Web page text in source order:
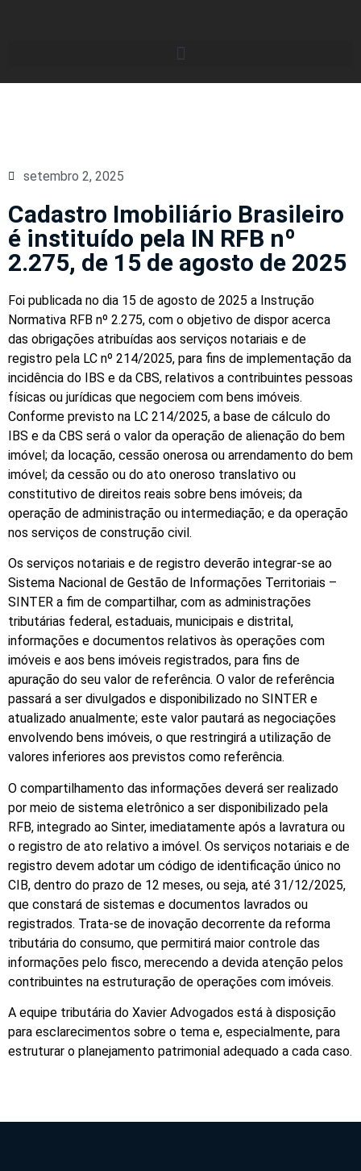
setembro 2, 2025
Cadastro Imobiliário Brasileiro
é instituído pela IN RFB nº
2.275, de 15 de agosto de 2025
Foi publicada no dia 15 de agosto de 2025 a Instrução
Normativa RFB nº 2.275, com o objetivo de dispor acerca
das obrigações atribuídas aos serviços notariais e de
registro pela LC nº 214/2025, para fins de implementação da
incidência do IBS e da CBS, relativos a contribuintes pessoas
físicas ou jurídicas que negociem com bens imóveis.
Conforme previsto na LC 214/2025, a base de cálculo do
IBS e da CBS será o valor da operação de alienação do bem
imóvel; da locação, cessão onerosa ou arrendamento do bem
imóvel; da cessão ou do ato oneroso translativo ou
constitutivo de direitos reais sobre bens imóveis; da
operação de administração ou intermediação; e da operação
nos serviços de construção civil.
Os serviços notariais e de registro deverão integrar-se ao
Sistema Nacional de Gestão de Informações Territoriais –
SINTER a fim de compartilhar, com as administrações
tributárias federal, estaduais, municipais e distrital,
informações e documentos relativos às operações com
imóveis e aos bens imóveis registrados, para fins de
apuração do seu valor de referência. O valor de referência
passará a ser divulgados e disponibilizado no SINTER e
atualizado anualmente; este valor pautará as negociações
envolvendo bens imóveis, o que restringirá a utilização de
valores inferiores aos previstos como referência.
O compartilhamento das informações deverá ser realizado
por meio de sistema eletrônico a ser disponibilizado pela
RFB, integrado ao Sinter, imediatamente após a lavratura ou
o registro de ato relativo a imóvel. Os serviços notariais e de
registro devem adotar um código de identificação único no
CIB, dentro do prazo de 12 meses, ou seja, até 31/12/2025,
que constará de sistemas e documentos lavrados ou
registrados. Trata-se de inovação decorrente da reforma
tributária do consumo, que permitirá maior controle das
informações pelo fisco, merecendo a devida atenção pelos
contribuintes na estruturação de operações com imóveis.
A equipe tributária do Xavier Advogados está à disposição
para esclarecimentos sobre o tema e, especialmente, para
estruturar o planejamento patrimonial adequado a cada caso.